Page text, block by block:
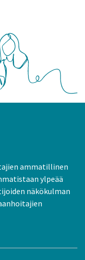
ammatillinen
ylpeää
näkökulman